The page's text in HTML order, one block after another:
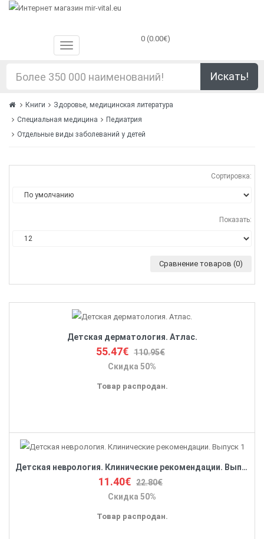
0 (0.00€)
Искать!
Книги
Здоровье, медицинская литература
Специальная медицина
Педиатрия
Отдельные виды заболеваний у детей
Сортировка:
Показать:
Сравнение товаров (0)
Детская дерматология. Атлас.
55.47€ 110.95€
Скидка 50%
Товар распродан.
Детская неврология. Клинические рекомендации. Выпуск 1
11.40€ 22.80€
Скидка 50%
Товар распродан.